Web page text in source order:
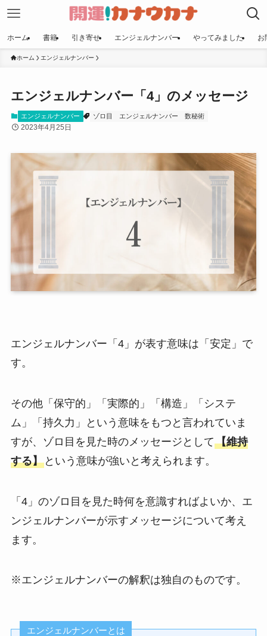
ホーム 書籍 引き寄せ エンジェルナンバー やってみました お
ホーム エンジェルナンバー
エンジェルナンバー「4」のメッセージ
エンジェルナンバー ゾロ目 エンジェルナンバー 数秘術
2023年4月25日
エンジェルナンバー「4」が表す意味は「安定」で
す。
その他「保守的」「実際的」「構造」「システ
ム」「持久力」という意味をもつと言われていま
すが、ゾロ目を見た時のメッセージとして【維持
する】という意味が強いと考えられます。
「4」のゾロ目を見た時何を意識すればよいか、エ
ンジェルナンバーが示すメッセージについて考え
ます。
※エンジェルナンバーの解釈は独自のものです。
エンジェルナンバーとは